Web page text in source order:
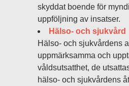
skyddat boende för
uppföljning av insatser.
Hälso- och sjukvård
Hälso- och sjukvårdens
uppmärksamma och
våldsutsatthet, de
hälso- och sjukvårdens